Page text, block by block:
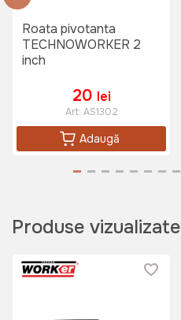
Roata pivotanta
TECHNOWORKER 2
inch
20 lei
Art: AS1302
Adaugă
Produse vizualizate